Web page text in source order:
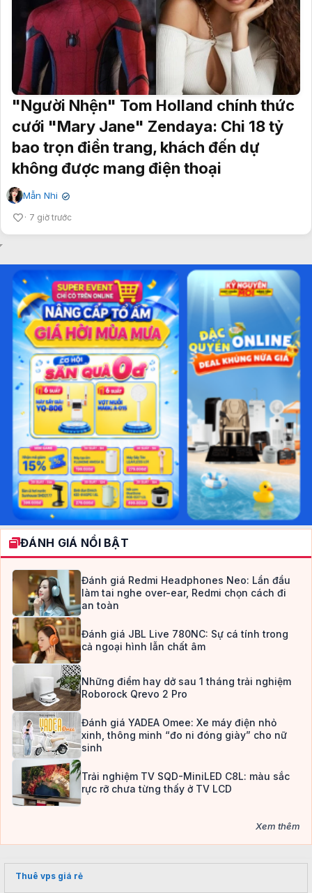
"Người Nhện" Tom Holland chính thức
cưới "Mary Jane" Zendaya: Chi 18 tỷ
bao trọn điền trang, khách đến dự
không được mang điện thoại
Mẫn Nhi ✔
7 giờ trước
ĐÁNH GIÁ NỔI BẬT
Đánh giá Redmi Headphones Neo: Lần đầu
làm tai nghe over-ear, Redmi chọn cách đi
an toàn
Đánh giá JBL Live 780NC: Sự cá tính trong
cả ngoại hình lẫn chất âm
Những điểm hay dở sau 1 tháng trải nghiệm
Roborock Qrevo 2 Pro
Đánh giá YADEA Omee: Xe máy điện nhỏ
xinh, thông minh “đo ni đóng giày” cho nữ
sinh
Trải nghiệm TV SQD-MiniLED C8L: màu sắc
rực rỡ chưa từng thấy ở TV LCD
Xem thêm
Thuê vps giá rẻ